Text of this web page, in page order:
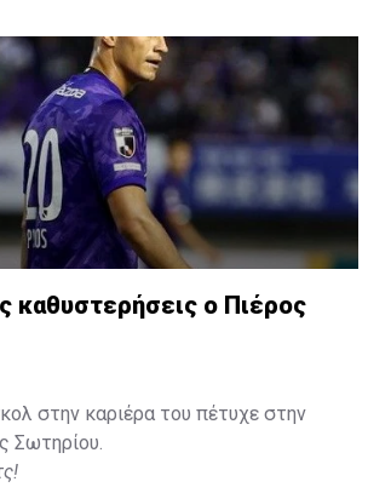
καθυστερήσεις ο Πιέρος
στην καριέρα του πέτυχε στην
Σωτηρίου.